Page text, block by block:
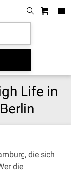
Life in
die sich
die